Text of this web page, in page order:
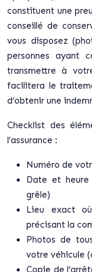
constituent une
conseillé de
vous disposez
personnes ayant
transmettre à
facilitera le
d’obtenir une
Checklist des
l’assurance :
Numéro de
Date et heure
grêle)
Lieu exact
précisant la
Photos de
votre véhicule
Copie de